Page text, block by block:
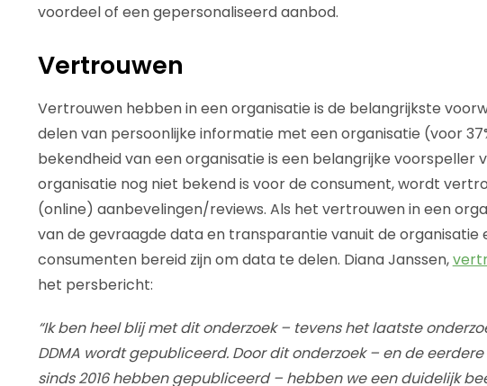
voordeel of een gepersonaliseerd aanbod.
Vertrouwen
Vertrouwen hebben in een organisatie is de belangrijkste
delen van persoonlijke informatie met een organisatie (voor
bekendheid van een organisatie is een belangrijke voorspeller
organisatie nog niet bekend is voor de consument, wordt
(online) aanbevelingen/reviews. Als het vertrouwen in een
van de gevraagde data en transparantie vanuit de organisatie
consumenten bereid zijn om data te delen. Diana Janssen,
het persbericht:
“Ik ben heel blij met dit onderzoek – tevens het laatste
DDMA wordt gepubliceerd. Door dit onderzoek – en de
sinds 2016 hebben gepubliceerd – hebben we een duidelijk